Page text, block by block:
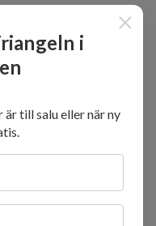
i
är till salu eller när ny
på föreningens
gjordes en sänkning
denna information.